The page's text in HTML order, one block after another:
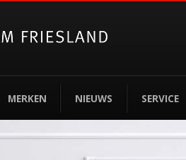
MERKEN NIEUWS SERVICE